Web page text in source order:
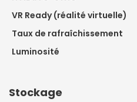
VR Ready (réalité virtuelle)
Taux de rafraîchissement
Luminosité
Stockage